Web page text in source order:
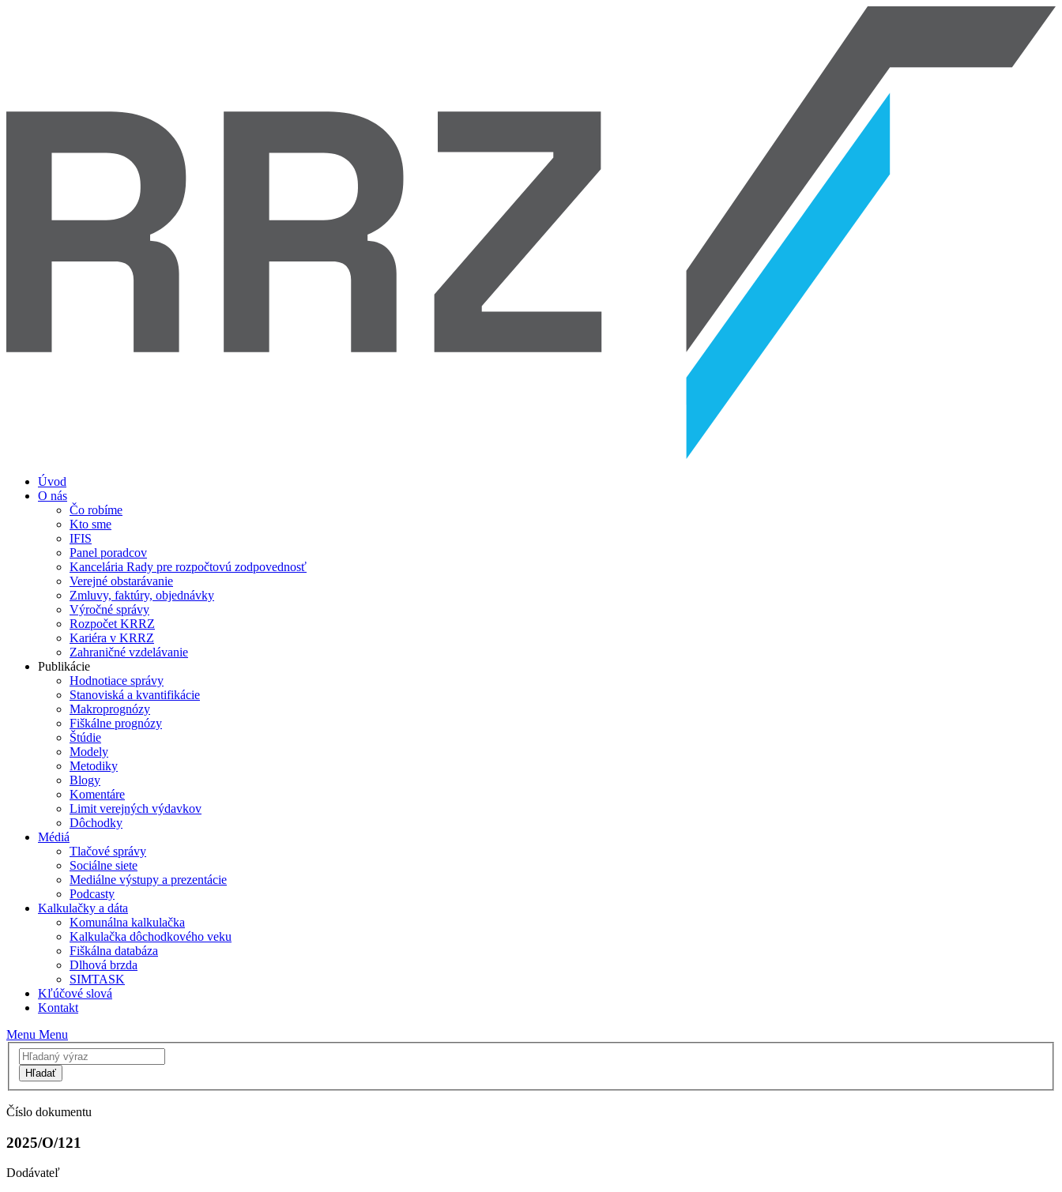
Úvod
O nás
Čo robíme
Kto sme
IFIS
Panel poradcov
Kancelária Rady pre rozpočtovú zodpovednosť
Verejné obstarávanie
Zmluvy, faktúry, objednávky
Výročné správy
Rozpočet KRRZ
Kariéra v KRRZ
Zahraničné vzdelávanie
Publikácie
Hodnotiace správy
Stanoviská a kvantifikácie
Makroprognózy
Fiškálne prognózy
Štúdie
Modely
Metodiky
Blogy
Komentáre
Limit verejných výdavkov
Dôchodky
Médiá
Tlačové správy
Sociálne siete
Mediálne výstupy a prezentácie
Podcasty
Kalkulačky a dáta
Komunálna kalkulačka
Kalkulačka dôchodkového veku
Fiškálna databáza
Dlhová brzda
SIMTASK
Kľúčové slová
Kontakt
Menu Menu
Hľadať
Číslo dokumentu
2025/O/121
Dodávateľ